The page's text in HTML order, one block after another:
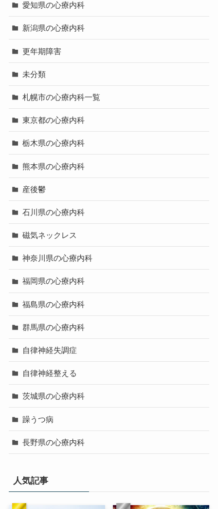
愛知県の心療内科
新潟県の心療内科
更年期障害
未分類
札幌市の心療内科一覧
東京都の心療内科
栃木県の心療内科
熊本県の心療内科
産後鬱
石川県の心療内科
磁気ネックレス
神奈川県の心療内科
福岡県の心療内科
福島県の心療内科
群馬県の心療内科
自律神経失調症
自律神経整える
茨城県の心療内科
躁うつ病
長野県の心療内科
人気記事